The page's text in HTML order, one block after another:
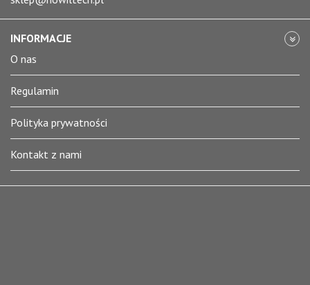
INFORMACJE
O nas
Regulamin
Polityka prywatności
Kontakt z nami